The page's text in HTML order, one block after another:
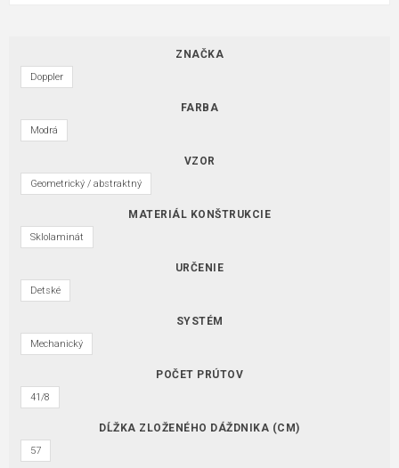
ZNAČKA
Doppler
FARBA
Modrá
VZOR
Geometrický / abstraktný
MATERIÁL KONŠTRUKCIE
Sklolaminát
URČENIE
Detské
SYSTÉM
Mechanický
POČET PRÚTOV
41/8
DĹŽKA ZLOŽENÉHO DÁŽDNIKA (CM)
57